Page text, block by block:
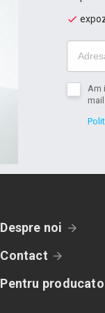
Am
mail.
Despre noi
Contact
Pentru